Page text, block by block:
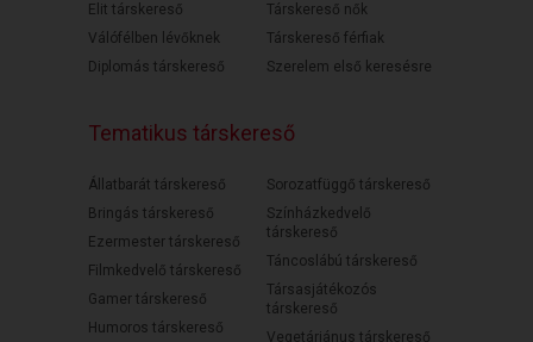
Elit társkereső
Válófélben lévőknek
Diplomás társkereső
Társkereső nők
Társkereső férfiak
Szerelem első keresésre
Tematikus társkereső
Állatbarát társkereső
Bringás társkereső
Ezermester társkereső
Filmkedvelő társkereső
Gamer társkereső
Humoros társkereső
Sorozatfüggő társkereső
Színházkedvelő
társkereső
Táncoslábú társkereső
Társasjátékozós
társkereső
Vegetáriánus társkereső